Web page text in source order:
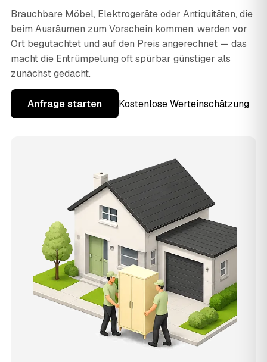
Brauchbare Möbel, Elektrogeräte oder Antiquitäten, die
beim Ausräumen zum Vorschein kommen, werden vor
Ort begutachtet und auf den Preis angerechnet — das
macht die Entrümpelung oft spürbar günstiger als
zunächst gedacht.
Anfrage starten Kostenlose Werteinschätzung